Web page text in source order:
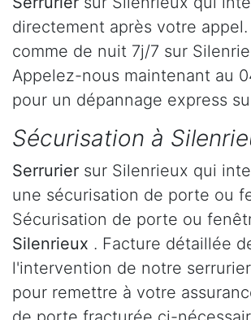
directement après votre appel.
comme de nuit 7j/7 sur
Appelez-nous maintenant au
pour un dépannage express
Sécurisation à
Serrurier sur Silenrieux qui
une sécurisation de porte ou
Sécurisation de porte ou
Silenrieux . Facture détaillée
l'intervention de notre
pour remettre à votre